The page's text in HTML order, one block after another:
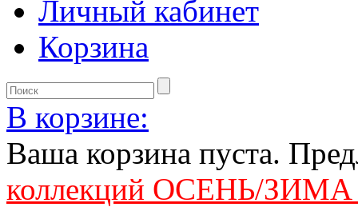
Личный кабинет
Корзина
В корзине:
Ваша корзина пуста.
коллекций ОСЕНЬ/ЗИМА